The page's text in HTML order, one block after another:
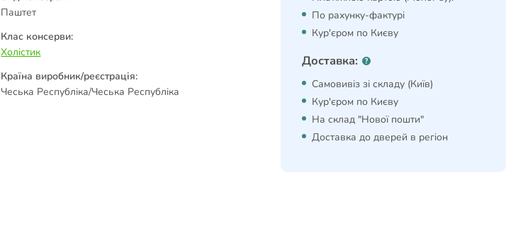
Паштет
Клас консерви:
Холістик
Країна виробник/реєстрація:
Чеська Республіка/Чеська Республіка
По рахунку-фактурі
Кур'єром по Києву
Доставка:
Самовивіз зі складу (Київ)
Кур'єром по Києву
На склад "Нової пошти"
Доставка до дверей в регіон